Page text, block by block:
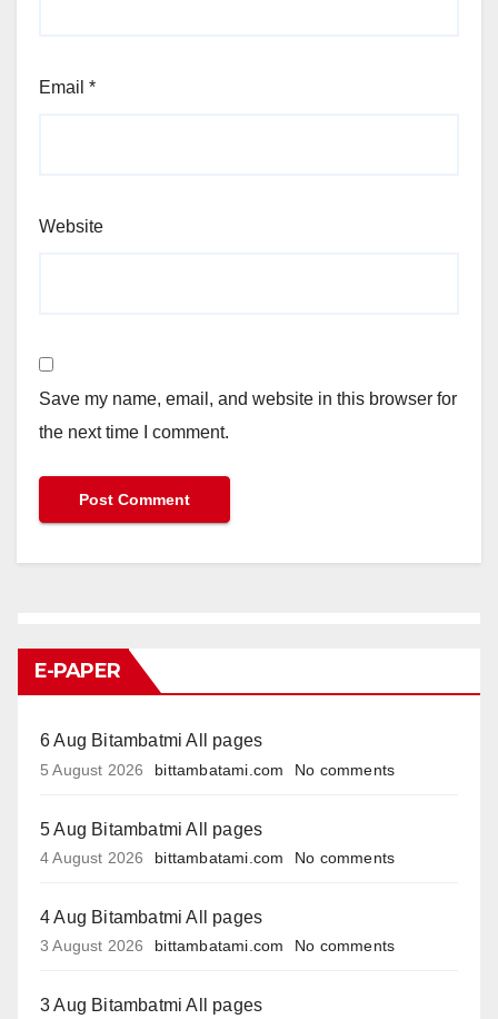
Email *
Website
Save my name, email, and website in this browser for
the next time I comment.
E-PAPER
6 Aug Bitambatmi All pages
5 August 2026 bittambatami.com No comments
5 Aug Bitambatmi All pages
4 August 2026 bittambatami.com No comments
4 Aug Bitambatmi All pages
3 August 2026 bittambatami.com No comments
3 Aug Bitambatmi All pages